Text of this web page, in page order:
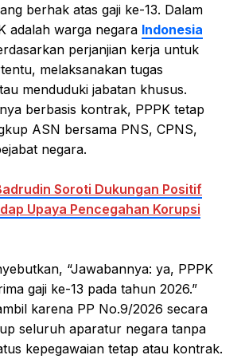
berhak atas gaji ke-13. Dalam
adalah warga negara Indonesia
perjanjian kerja untuk
melaksanakan tugas
menduduki jabatan khusus.
berbasis kontrak, PPPK tetap
ASN bersama PNS, CPNS,
negara.
Soroti Dukungan Positif
Upaya Pencegahan Korupsi
“Jawabannya: ya, PPPK
gaji ke-13 pada tahun 2026.”
karena PP No.9/2026 secara
seluruh aparatur negara tanpa
kepegawaian tetap atau kontrak.